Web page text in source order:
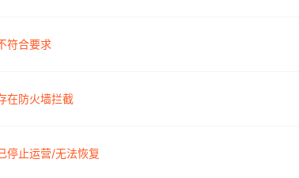
符合要求
在防火墙拦截
停止运营/无法恢复